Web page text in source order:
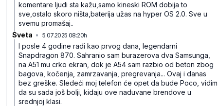
komentare ljudi sta kažu,samo kineski ROM dobija to
sve,ostalo skoro ništa,baterija užas na hyper OS 2.0. Sve u
svemu promašaj..
Sveta • 5.07.2025 08:20h
I posle 4 godine radi kao prvog dana, legendarni
Snapdragon 870. Sahranio sam burazerova dva Samsunga,
na A51 mu crko ekran, dok je A54 sam razbio od beton zbog
bagova, kočenja, zamrzavanja, pregrevanja... Ovaj i danas
bez greške. Sledeći moj telefon će opet da bude Poco, vidim
da su sada još bolji, kidaju ove naduvane brendove u
srednjoj klasi.